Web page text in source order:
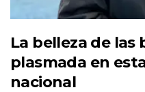
La belleza de las
plasmada en
nacional